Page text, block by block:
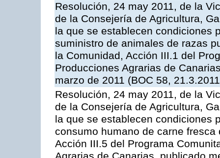
Resolución, 24 may 2011, de la
de la Consejería de Agricultura,
la que se establecen condiciones
suministro de animales de razas
la Comunidad, Acción III.1 del
Producciones Agrarias de
marzo de 2011 (BOC 58,
Resolución, 24 may 2011, de la
de la Consejería de Agricultura,
la que se establecen condiciones
consumo humano de carne
Acción III.5 del Programa